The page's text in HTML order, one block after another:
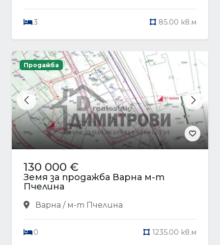
3 85.00 кв.м
Previous Next
Продажба
130 000 €
Земя за продажба Варна м-т
Пчелина
Варна / м-т Пчелина
0 1235.00 кв.м